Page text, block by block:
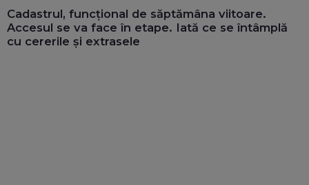
Cadastrul, funcțional de săptămâna viitoare.
Accesul se va face în etape. Iată ce se întâmplă
cu cererile și extrasele